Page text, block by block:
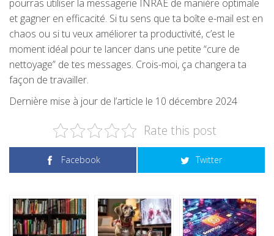
pourras utiliser la messagerie INRAE de manière optimale
et gagner en efficacité. Si tu sens que ta boîte e-mail est en
chaos ou si tu veux améliorer ta productivité, c’est le
moment idéal pour te lancer dans une petite “cure de
nettoyage” de tes messages. Crois-moi, ça changera ta
façon de travailler.
Dernière mise à jour de l’article le 10 décembre 2024
Rate this post
Facebook Twitter